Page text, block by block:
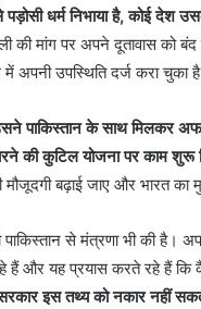
धर्म निभाया है, कोई देश
की मांग पर अपने दूतावास को
अपनी उपस्थिति दर्ज करा चुका
पाकिस्तान के साथ मिलकर
की कुटिल योजना पर काम
बढ़ाई जाए और भारत का
से मंत्रणा भी की है।
हैं और यह प्रयास करते रहे हैं कि
सरकार इस तथ्य को नकार नहीं